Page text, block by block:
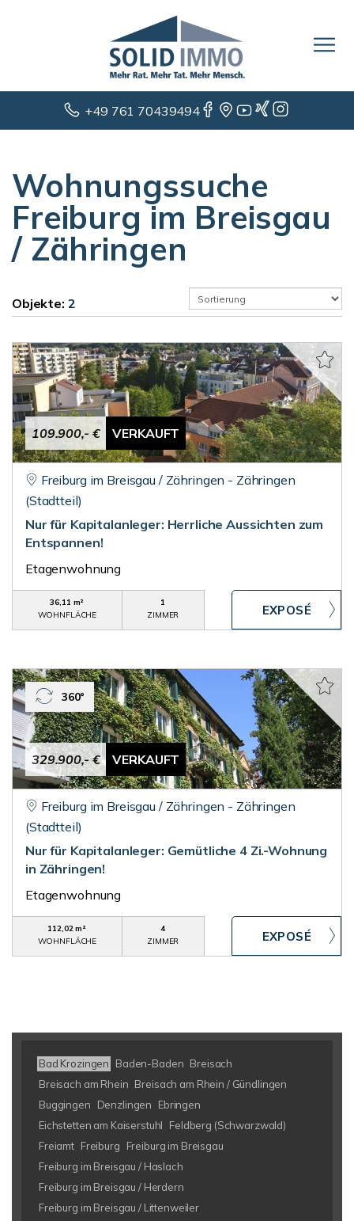
+49 761 70439494
Wohnungssuche
Freiburg im Breisgau
/ Zähringen
Objekte: 2
109.900,- € VERKAUFT
Freiburg im Breisgau / Zähringen - Zähringen
(Stadtteil)
Nur für Kapitalanleger: Herrliche Aussichten zum
Entspannen!
Etagenwohnung
36,11 m²
WOHNFLÄCHE
1
ZIMMER
329.900,- € VERKAUFT
360°
Freiburg im Breisgau / Zähringen - Zähringen
(Stadtteil)
Nur für Kapitalanleger: Gemütliche 4 Zi.-Wohnung
in Zähringen!
Etagenwohnung
112,02 m²
WOHNFLÄCHE
4
ZIMMER
Bad Krozingen Baden-Baden Breisach
Breisach am Rhein Breisach am Rhein / Gündlingen
Buggingen
Denzlingen
Ebringen
Eichstetten am Kaiserstuhl
Feldberg (Schwarzwald)
Freiamt Freiburg
Freiburg im Breisgau
Freiburg im Breisgau / Haslach
Freiburg im Breisgau / Herdern
Freiburg im Breisgau / Littenweiler